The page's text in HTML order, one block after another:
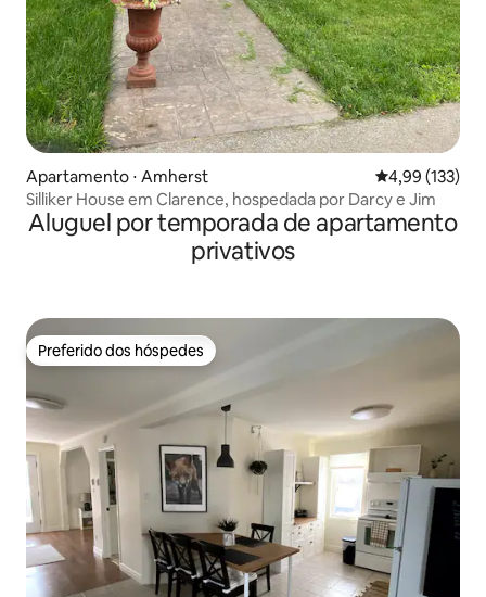
Apartamento ⋅ Amherst 4,99 de uma
4,99 (133)
Silliker House em Clarence, hospedada por Darcy e Jim
Aluguel por temporada de apartamento
privativos
Preferido dos hóspedes
Preferido dos hóspedes